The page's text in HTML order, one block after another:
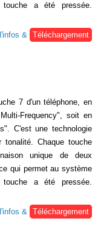
touche a été pressée.
&
Téléchargement
7 d'un téléphone, en
Frequency", soit en
C'est une technologie
tonalité. Chaque touche
unique de deux
qui permet au système
touche a été pressée.
&
Téléchargement